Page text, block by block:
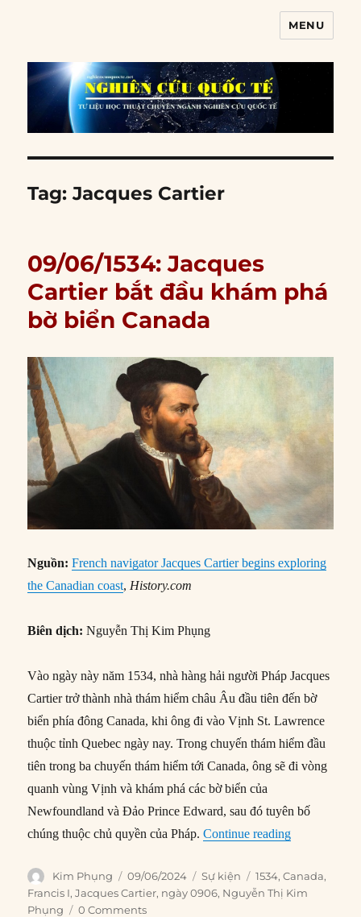
MENU
Tag:Jacques Cartier
09/06/1534: Jacques
Cartier bắt đầu khám phá
bờ biển Canada
Nguồn:French navigator Jacques Cartier begins exploring
the Canadian coast, History.com
Biên dịch:Nguyễn Thị Kim Phụng
Vào ngày này năm 1534, nhà hàng hải người Pháp Jacques
Cartier trở thành nhà thám hiểm châu Âu đầu tiên đến bờ
biển phía đông Canada, khi ông đi vào Vịnh St. Lawrence
thuộc tỉnh Quebec ngày nay. Trong chuyến thám hiểm đầu
tiên trong ba chuyến thám hiểm tới Canada, ông sẽ đi vòng
quanh vùng Vịnh và khám phá các bờ biển của
Newfoundland và Đảo Prince Edward, sau đó tuyên bố
chúng thuộc chủ quyền của Pháp.Continue reading“09/06/1534:
Author
Kim Phụng
Posted
on
09/06/2024 Categories
Sự kiện Tags
1534,Canada,
Francis I,Jacques Cartier, ngày 0906, Nguyễn Thị Kim
Phụng
0 Comments